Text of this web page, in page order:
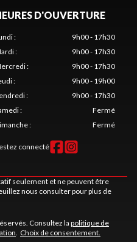
D'OUVERTURE
:
9h00 - 17h30
:
9h00 - 17h30
:
9h00 - 17h30
:
9h00 - 19h00
:
9h00 - 17h30
:
Fermé
: Fermé
connecté
seulement et ne peuvent être
nous consulter pour plus de
Consultez la politique de
. Choix de consentement.